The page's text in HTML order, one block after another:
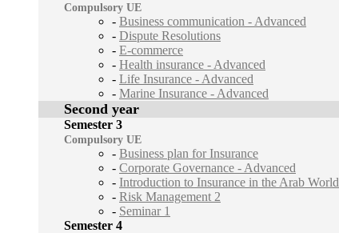
Compulsory UE
- Business communication - Advanced
- Dispute Resolutions
- E-commerce
- Health insurance - Advanced
- Life Insurance - Advanced
- Marine Insurance - Advanced
Second year
Semester 3
Compulsory UE
- Business plan for Insurance
- Corporate Governance - Advanced
- Introduction to Insurance in the Arab World
- Risk Management 2
- Seminar 1
Semester 4